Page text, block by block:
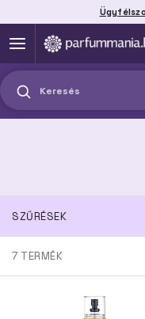
Keresés
SZŰRÉSEK
7 TERMÉK